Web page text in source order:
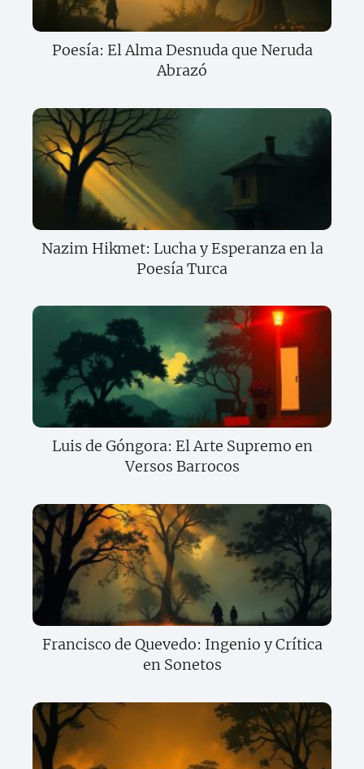
Poesía: El Alma Desnuda que Neruda
Abrazó
Nazim Hikmet: Lucha y Esperanza en la
Poesía Turca
Luis de Góngora: El Arte Supremo en
Versos Barrocos
Francisco de Quevedo: Ingenio y Crítica
en Sonetos